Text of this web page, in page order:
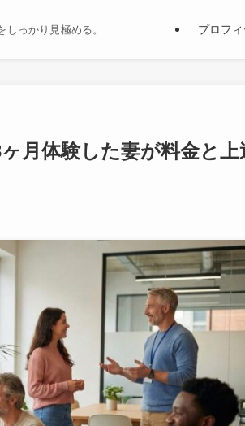
しっかり見極める。 プロフ
月体験した妻が料金と上